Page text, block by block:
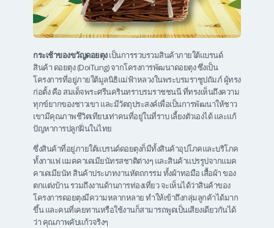
กระเช้าของขวัญดอยตุงเป็นการรวบรวมสินค้าภายใต้แบรนด์
สินค้า ดอยตุง (DoiTung) จากโครงการพัฒนาดอยตุง ซึ่งเป็น
โครงการที่อยู่ภายใต้มูลนิธิแม่ฟ้าหลวงในพระบรมราชูปถัมภ์ ผู้ทรง
ก่อตั้ง คือ สมเด็จพระศรีนครินทราบรมราชชนนี ที่ทรงเห็นถึงความ
ทุกข์ยากของชาวเขา และมีวัตถุประสงค์เพื่อเป็นการพัฒนาให้ชาว
เขามีคุณภาพชีวิตเทียบเท่าคนที่อยู่ในที่ราบ เลี้ยงตัวเองได้ และแก้
ปัญหาการปลูกฝิ่นในไทย
ซึ่งสินค้าที่อยู่ภายใต้แบรนด์ดอยตุงก็มีทั้งสินค้าอุปโภคและบริโภค
ทั้งกาแฟ แมคคาเดเมียนัทรสชาติต่างๆ และสินค้าแปรรูปจากแมค
คาเดเมียนัท สินค้าประเภทงานหัตถกรรม ทั้งผ้าทอมือ เสื้อผ้า ของ
ตกแต่งบ้าน รวมถึงงานด้านการท่องเที่ยว จะเห็นได้ว่าสินค้าของ
โครงการดอยตุงมีความหลากหลาย ทำให้เข้าถึงกลุ่มลูกค้าได้มาก
ขึ้น และคนที่เคยทานหรือใช้งานก็สามารถพูดเป็นเสียงเดียวกันได้
ว่า คุณภาพคับแก้วจริงๆ